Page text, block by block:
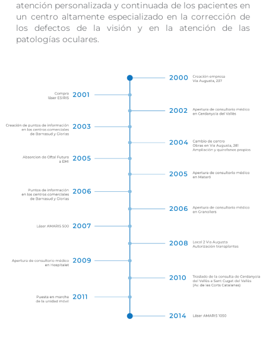
atención personalizada y continuada de los pacientes en
un centro altamente especializado en la corrección de
los defectos de la visión y en la atención de las
patologías oculares.